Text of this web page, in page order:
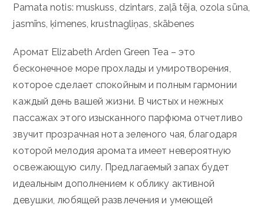
Pamata notis: muskuss, dzintars, zaļā tēja, ozola sūna,
jasmīns, ķimenes, krustnagliņas, skābenes
Аромат Elizabeth Arden Green Tea – это
бесконечное море прохлады и умиротворения,
которое сделает спокойным и полным гармонии
каждый день вашей жизни. В чистых и нежных
пассажах этого изысканного парфюма отчетливо
звучит прозрачная нота зеленого чая, благодаря
которой мелодия аромата имеет невероятную
освежающую силу. Предлагаемый запах будет
идеальным дополнением к облику активной
девушки, любящей развлечения и умеющей